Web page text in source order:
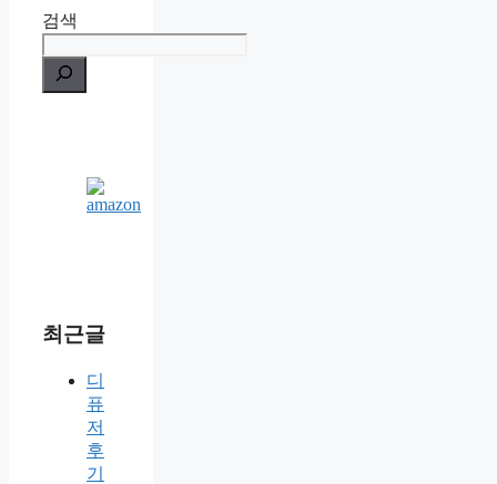
검색
최근글
디
퓨
저
후
기